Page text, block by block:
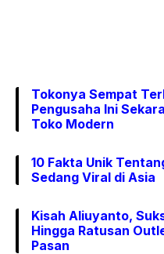
Tokonya Sempat
Pengusaha Ini
Toko Modern
10 Fakta Unik
Sedang Viral di Asia
Kisah Aliuyanto,
Hingga Ratusan
Pasan